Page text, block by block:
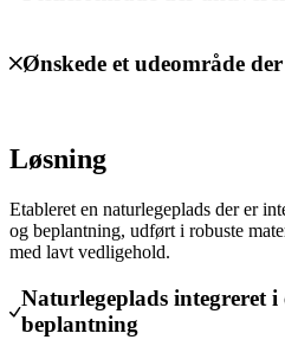
Ønskede et udeområde
Løsning
Etableret en naturlegeplads der er
og beplantning, udført i robuste
med lavt vedligehold.
Naturlegeplads integreret i
beplantning